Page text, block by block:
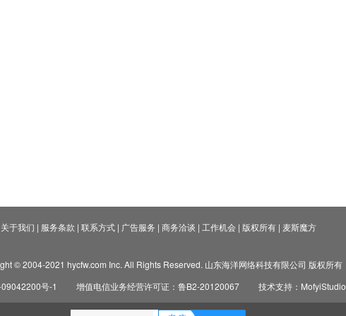
关于我们 | 服务条款 | 联系方式| 广告服务 | 商务洽谈 | 工作机会| 版权所有| 麦斯魔方
© 2004-2021 hycfw.com Inc. All Rights Reserved. 山东海洋网络科技有限公司 版权所有
号-1
增值电信业务经营许可证：鲁B2-20120067 技术支持：MofyiStudio